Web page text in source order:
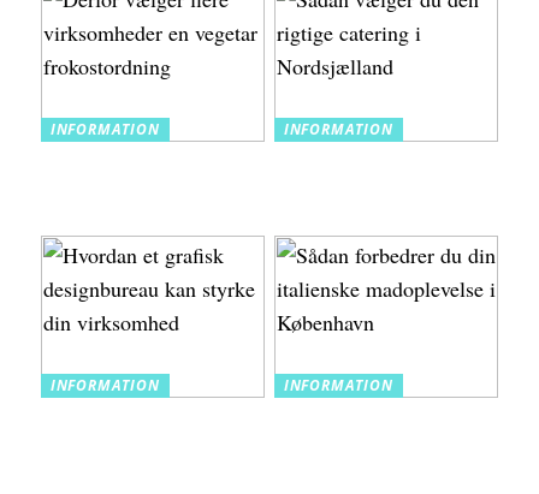
INFORMATION INFORMATION
INFORMATION INFORMATION